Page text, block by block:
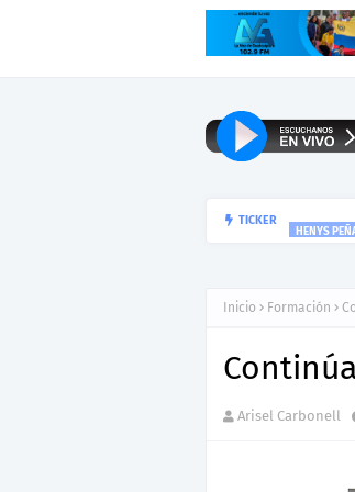
TICKER HENYS
Inicio Formación
Arisel Carbonell